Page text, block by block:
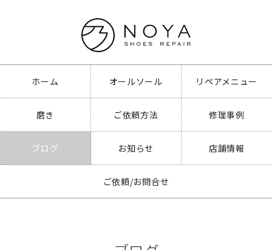
ホーム オールソール リペアメニュー
磨き ご依頼方法 修理事例
ブログ お知らせ 店舗情報
ご依頼/お問合せ